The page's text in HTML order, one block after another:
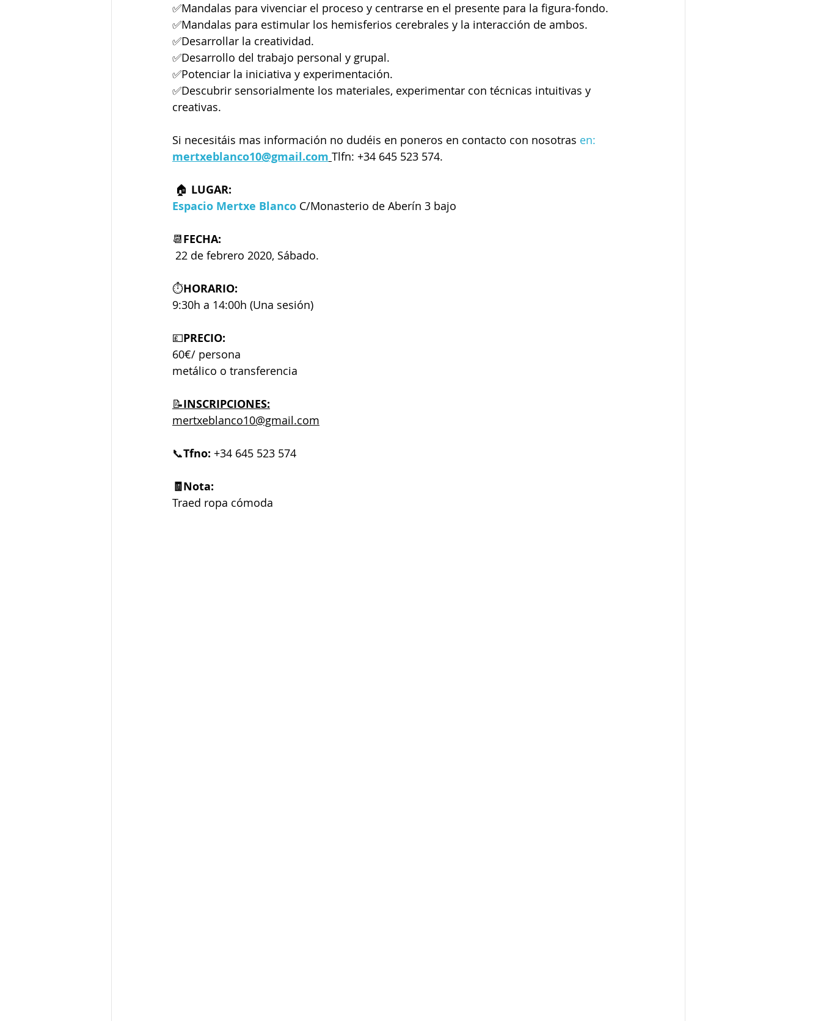
✅Mandalas para vivenciar el proceso y centrarse en el presente para la figura-fondo.
✅Mandalas para estimular los hemisferios cerebrales y la interacción de ambos.
✅Desarrollar la creatividad.
✅Desarrollo del trabajo personal y grupal.
✅Potenciar la iniciativa y experimentación.
✅Descubrir sensorialmente los materiales, experimentar con técnicas intuitivas y
creativas.
Si necesitáis mas información no dudéis en poneros en contacto con nosotras en:
mertxeblanco10@gmail.com Tlfn: +34 645 523 574.
🏠 LUGAR:
Espacio Mertxe Blanco C/Monasterio de Aberín 3 bajo
📆FECHA:
22 de febrero 2020, Sábado.
⏱HORARIO:
9:30h a 14:00h (Una sesión)
💷PRECIO:
60€/ persona
metálico o transferencia
📝INSCRIPCIONES:
mertxeblanco10@gmail.com
📞Tfno: +34 645 523 574
🧾Nota:
Traed ropa cómoda